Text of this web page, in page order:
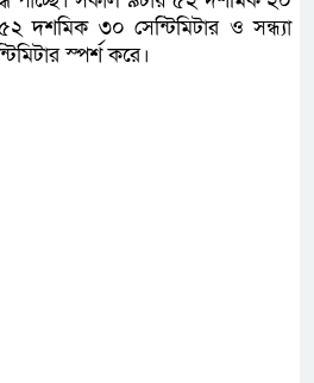
দশমিক ৩০ সেন্টিমিটার ও সন্ধ্যা
স্পর্শ করে।